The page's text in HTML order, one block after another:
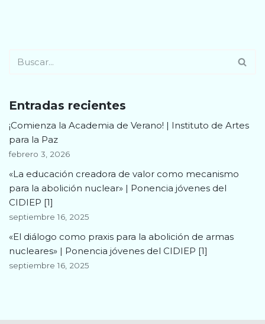
Entradas recientes
¡Comienza la Academia de Verano! | Instituto de Artes
para la Paz
febrero 3, 2026
«La educación creadora de valor como mecanismo
para la abolición nuclear» | Ponencia jóvenes del
CIDIEP [1]
septiembre 16, 2025
«El diálogo como praxis para la abolición de armas
nucleares» | Ponencia jóvenes del CIDIEP [1]
septiembre 16, 2025